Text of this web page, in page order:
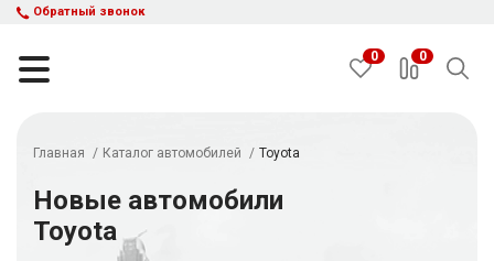
Обратный звонок
Каталог автомобилей
0 0
Главная Каталог автомобилей Toyota
Новые автомобили
Toyota